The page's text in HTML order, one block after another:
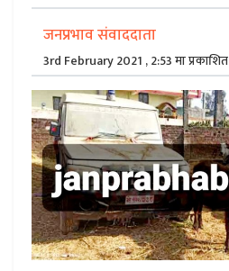
जनप्रभाव संवाददाता
3rd February 2021 , 2:53 मा प्रकाशित